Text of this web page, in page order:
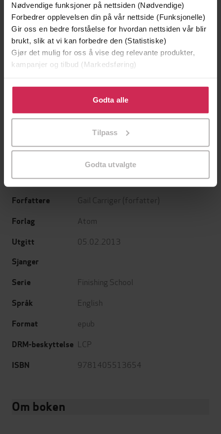
Nødvendige funksjoner på nettsiden (Nødvendige)
Forbedrer opplevelsen din på vår nettside (Funksjonelle)
Gir oss en bedre forståelse for hvordan nettsiden vår blir
brukt, slik at vi kan forbedre den (Statistiske)
Gjør det mulig for oss å vise deg relevante produkter,
kampanjer og tilbud (Markedsføring)
Klikk på «Godta alle» for å gi oss ditt samtykke til å
bruke cookies for alle disse formålene. Du kan også
tilpasse ditt samtykke til spesifikke formål ved å klikke
Godta alle
Tilpass
Godta utvalgte
129,-
Jo Nesbø
129,-
Jørn Lier Horst
Undertittel Number 1 in series
Forfattere Gail Carriger (forfatter)
Forlag Atom
Utgitt 05.02.2013
Sjanger
Serie
Finishing School
Språk English
Format epub
DRM-beskyttelse LCP
ISBN 9781405513654
Om boken